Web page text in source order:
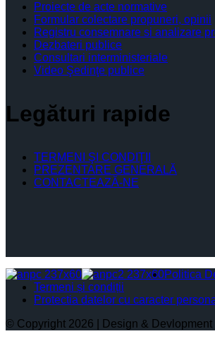
Proiecte de acte normative
Formular colectare propuneri, opinii
Registru consemnare si analizare
Dezbateri publice
Consultari interministeriale
Video Şedinţe publice
Legături rapide
TERMENI ŞI CONDIŢII
PREZENTARE GENERALĂ
CONTACTEAZĂ-NE
Politica
Termeni și condiții
Protectia datelor cu caracter
© Copyright 2026 | Design & Devlopment